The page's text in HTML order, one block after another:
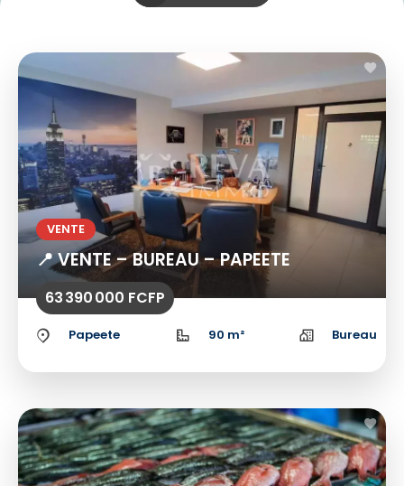
VENTE
📍 VENTE – BUREAU – PAPEETE
63 390 000 FCFP
Papeete 90 m² Bureau